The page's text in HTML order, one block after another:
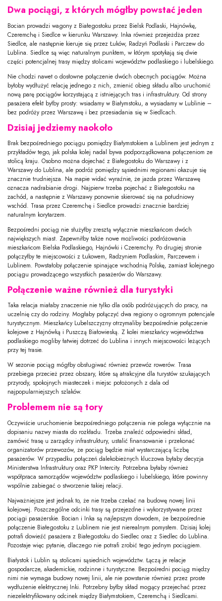
Dwa pociągi, z których mógłby powstać jeden
Bocian prowadzi wagony z Białegostoku przez Bielsk Podlaski, Hajnówkę,
Czeremchę i Siedlce w kierunku Warszawy. Inka również przejeżdża przez
Siedlce, ale następnie kieruje się przez Łuków, Radzyń Podlaski i Parczew do
Lublina. Siedlce są więc naturalnym punktem, w którym spotykają się dwie
części potencjalnej trasy między stolicami województw podlaskiego i lubelskiego.
Nie chodzi nawet o dosłowne połączenie dwóch obecnych pociągów. Można
byłoby wydłużyć relację jednego z nich, zmienić obieg składu albo uruchomić
nową parę pociągów korzystającą z istniejących tras i infrastruktury. Od strony
pasażera efekt byłby prosty: wsiadamy w Białymstoku, a wysiadamy w Lublinie –
bez podróży przez Warszawę i bez przesiadania się w Siedlcach.
Dzisiaj jedziemy naokoło
Brak bezpośredniego pociągu pomiędzy Białymstokiem a Lublinem jest jednym z
przykładów tego, jak polska kolej nadal bywa podporządkowana połączeniom ze
stolicą kraju. Osobno można dojechać z Białegostoku do Warszawy i z
Warszawy do Lublina, ale podróż pomiędzy sąsiednimi regionami okazuje się
znacznie trudniejsza. Na mapie widać wyraźnie, że jazda przez Warszawę
oznacza nadrabianie drogi. Najpierw trzeba pojechać z Białegostoku na
zachód, a następnie z Warszawy ponownie skierować się na południowy
wschód. Trasa przez Czeremchę i Siedlce prowadzi znacznie bardziej
naturalnym korytarzem.
Bezpośredni pociąg nie służyłby zresztą wyłącznie mieszkańcom dwóch
największych miast. Zapewniłby także nowe możliwości podróżowania
mieszkańcom Bielska Podlaskiego, Hajnówki i Czeremchy. Po drugiej stronie
połączyłby te miejscowości z Łukowem, Radzyniem Podlaskim, Parczewem i
Lublinem. Powstałoby połączenie spinające wschodnią Polskę, zamiast kolejnego
pociągu prowadzącego wszystkich pasażerów do Warszawy.
Połączenie ważne również dla turystyki
Taka relacja miałaby znaczenie nie tylko dla osób podróżujących do pracy, na
uczelnię czy do rodziny. Mogłaby połączyć dwa regiony o ogromnym potencjale
turystycznym. Mieszkańcy Lubelszczyzny otrzymaliby bezpośrednie połączenie
kolejowe z Hajnówką i Puszczą Białowieską. Z kolei mieszkańcy województwa
podlaskiego mogliby łatwiej dotrzeć do Lublina i innych miejscowości leżących
przy tej trasie.
W sezonie pociąg mógłby obsługiwać również przewóz rowerów. Trasa
przebiega przecież przez obszary, które są atrakcyjne dla turystów szukających
przyrody, spokojnych miasteczek i miejsc położonych z dala od
najpopularniejszych szlaków.
Problemem nie są tory
Oczywiście uruchomienie bezpośredniego połączenia nie polega wyłącznie na
dopisaniu nazwy miasta do rozkładu. Trzeba znaleźć odpowiedni skład,
zamówić trasę u zarządcy infrastruktury, ustalić finansowanie i przekonać
organizatorów przewozów, że pociąg będzie miał wystarczającą liczbę
pasażerów. W przypadku połączeń dalekobieżnych kluczowa byłaby decyzja
Ministerstwa Infrastruktury oraz PKP Intercity. Potrzebna byłaby również
współpraca samorządów województw podlaskiego i lubelskiego, które powinny
wspólnie zabiegać o stworzenie takiej relacji.
Najważniejsze jest jednak to, że nie trzeba czekać na budowę nowej linii
kolejowej. Poszczególne odcinki trasy są przejezdne i wykorzystywane przez
pociągi pasażerskie. Bocian i Inka są najlepszym dowodem, że bezpośrednie
połączenie Białegostoku z Lublinem nie jest nierealnym pomysłem. Dzisiaj kolej
potrafi dowieźć pasażera z Białegostoku do Siedlec oraz z Siedlec do Lublina.
Pozostaje więc pytanie, dlaczego nie potrafi zrobić tego jednym pociągiem.
Białystok i Lublin są stolicami sąsiednich województw. Łączą je relacje
gospodarcze, akademickie, rodzinne i turystyczne. Bezpośredni pociąg między
nimi nie wymaga budowy nowej linii, ale nie powstanie również przez proste
wydłużenie elektrycznej Inki. Potrzebny byłby skład mogący przejechać przez
niezelektryfikowany odcinek między Białymstokiem, Czeremchą i Siedlcami.